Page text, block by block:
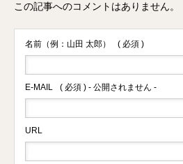
この記事へのコメントはありません。
名前（例：山田 太郎） ( 必須 )
E-MAIL ( 必須 ) - 公開されません -
URL